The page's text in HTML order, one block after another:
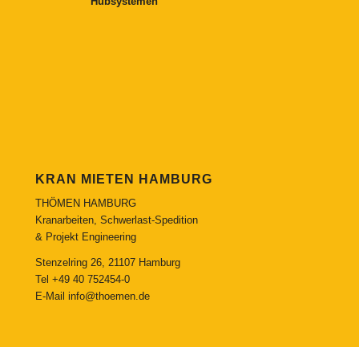
KRAN MIETEN HAMBURG
THÖMEN HAMBURG
Kranarbeiten, Schwerlast-Spedition
& Projekt Engineering
Stenzelring 26, 21107 Hamburg
Tel +49 40 752454-0
E-Mail info@thoemen.de